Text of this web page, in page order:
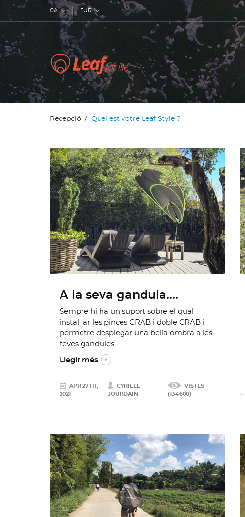
CA EUR
Recepció Quel est votre Leaf Style ?
A la seva gandula....
Sempre hi ha un suport sobre el qual
instal·lar les pinces CRAB i doble CRAB i
permetre desplegar una bella ombra a les
teves gandules
Llegir més
APR 27TH,
2021
CYRILLE
JOURDAIN
VISTES
(134600)